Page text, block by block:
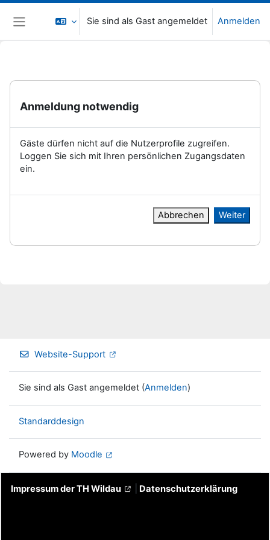
Zum Hauptinhalt
Website-Übersicht
Sie sind als Gast angemeldet Anmelden
Anmeldung notwendig
Gäste dürfen nicht auf die Nutzerprofile zugreifen.
Loggen Sie sich mit Ihren persönlichen Zugangsdaten
ein.
Abbrechen Weiter
Website-Support
Sie sind als Gast angemeldet (Anmelden)
Standarddesign
Powered by Moodle
Impressum der TH Wildau Datenschutzerklärung